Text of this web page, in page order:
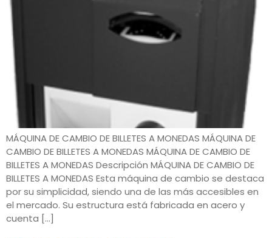
MÁQUINA DE CAMBIO DE BILLETES A MONEDAS MÁQUINA DE
CAMBIO DE BILLETES A MONEDAS MÁQUINA DE CAMBIO DE
BILLETES A MONEDAS Descripción MÁQUINA DE CAMBIO DE
BILLETES A MONEDAS Esta máquina de cambio se destaca
por su simplicidad, siendo una de las más accesibles en
el mercado. Su estructura está fabricada en acero y
cuenta […]